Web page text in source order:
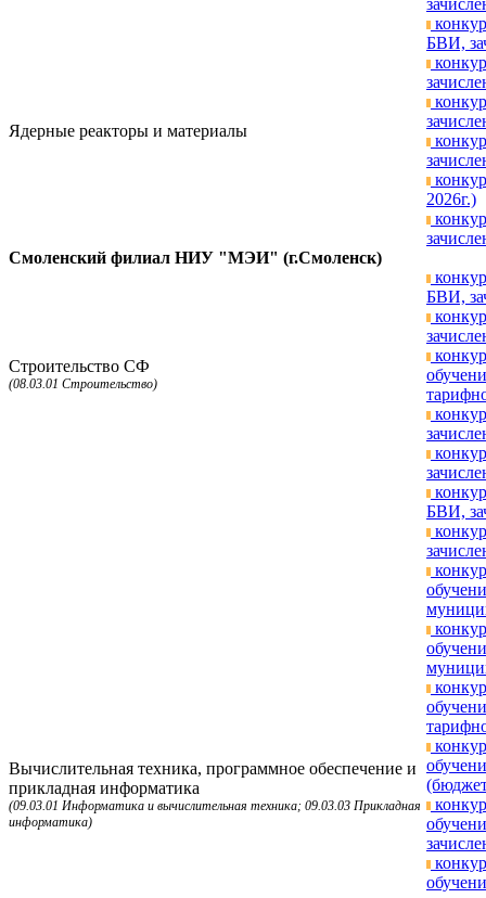
Ядерные реакторы и материалы
БВИ,
2026г.)
Смоленский филиал НИУ "МЭИ" (г.Смоленск)
Строительство СФ
(08.03.01 Строительство)
БВИ,
Вычислительная техника, программное обеспечение и
прикладная информатика
(09.03.01 Информатика и вычислительная техника; 09.03.03 Прикладная
информатика)
БВИ,